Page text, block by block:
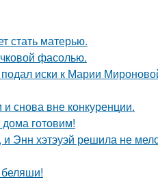
стать матерью.
фасолью.
иски к Марии
снова вне конкуренции.
готовим!
Энн хэтэуэй решила не